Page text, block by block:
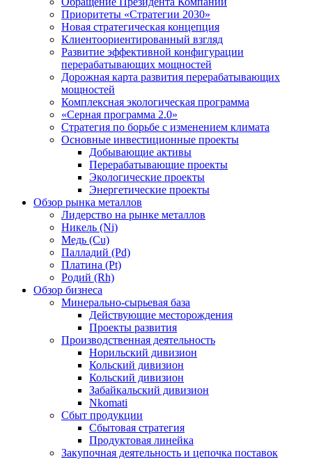
Приоритеты «Стратегии 2030»
Новая стратегическая концепция
Клиентоориентированный взгляд
Развитие эффективной конфигурации
перерабатывающих мощностей
Дорожная карта развития перерабатывающих
мощностей
Комплексная экологическая программа
«Серная программа 2.0»
Стратегия по борьбе с изменением климата
Основные инвестиционные проекты
Добывающие активы
Перерабатывающие проекты
Экологические проекты
Энергетические проекты
Обзор рынка металлов
Лидерство на рынке металлов
Никель (Ni)
Медь (Cu)
Палладий (Pd)
Платина (Pt)
Родий (Rh)
Обзор бизнеса
Минерально-сырьевая база
Действующие месторождения
Проекты развития
Производственная деятельность
Норильский дивизион
Кольский дивизион
Кольский дивизион
Забайкальский дивизион
Nkomati
Сбыт продукции
Сбытовая стратегия
Продуктовая линейка
Закупочная деятельность и цепочка поставок